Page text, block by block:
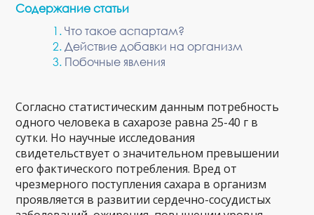
Содержание статьи
Что такое аспартам?
Действие добавки на организм
Побочные явления
Согласно статистическим данным потребность
одного человека в сахарозе равна 25-40 г в
сутки. Но научные исследования
свидетельствует о значительном превышении
его фактического потребления. Вред от
чрезмерного поступления сахара в организм
проявляется в развитии сердечно-сосудистых